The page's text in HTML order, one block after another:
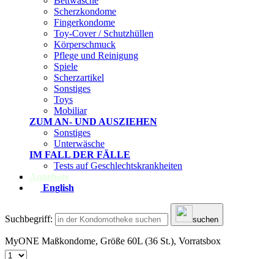
Scherzkondome
Fingerkondome
Toy-Cover / Schutzhüllen
Körperschmuck
Pflege und Reinigung
Spiele
Scherzartikel
Sonstiges
Toys
Mobiliar
ZUM AN- UND AUSZIEHEN
Sonstiges
Unterwäsche
IM FALL DER FÄLLE
Tests auf Geschlechtskrankheiten
Angebote
English
Suchbegriff: suchen
MyONE Maßkondome, Größe 60L (36 St.), Vorratsbox